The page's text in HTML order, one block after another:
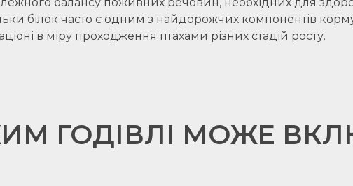
білок часто є одним з найдорожчих компонентів
в міру проходження птахами різних стадій росту.
ГОДІВЛІ МОЖЕ